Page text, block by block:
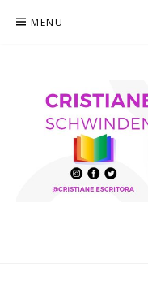
para
MENU